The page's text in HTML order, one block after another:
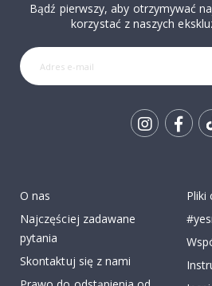
Bądź pierwszy, aby otrzymywać
korzystać z naszych
O nas
Najczęściej zadawane
pytania
Skontaktuj się z nami
Pliki